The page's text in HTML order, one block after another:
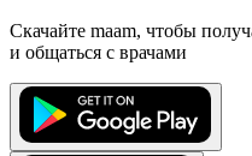
Скачайте maam, чтобы
и общаться с врачами